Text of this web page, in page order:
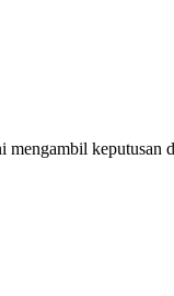
keputusan